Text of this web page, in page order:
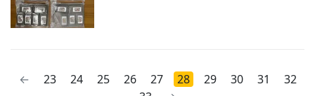
← 23 24 25 26 27 28 29 30 31
32